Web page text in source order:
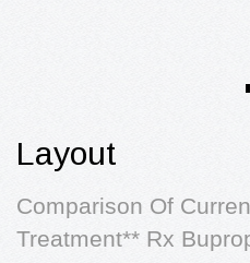
Layout
Comparison Of
Treatment** Rx